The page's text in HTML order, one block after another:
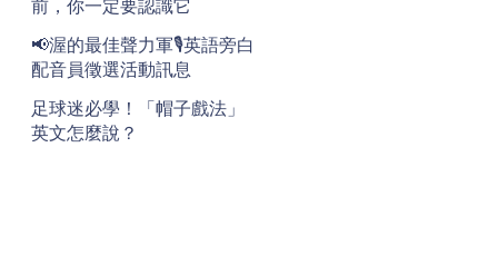
前，你一定要認識它
📢渥的最佳聲力軍🎙️英語旁白
配音員徵選活動訊息
足球迷必學！「帽子戲法」
英文怎麼說？